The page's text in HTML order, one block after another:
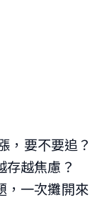
，要不要追？
越焦慮？
，一次攤開來